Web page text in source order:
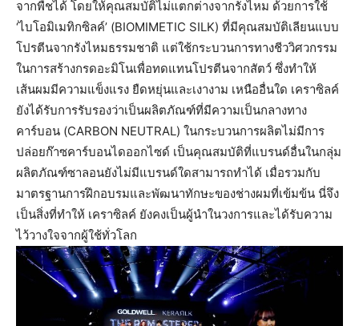
จากพืชได้ โดยให้คุณสมบัติไม่แตกต่างจากรังไหม ด้วยการใช้
‘ไบโอมิเมทิกซิลค์’ (BIOMIMETIC SILK) ที่มีคุณสมบัติเลียนแบบ
โปรตีนจากรังไหมธรรมชาติ แต่ใช้กระบวนการทางชีววิศวกรรม
ในการสร้างกรดอะมิโนเพื่อทดแทนโปรตีนจากสัตว์ ซึ่งทำให้
เส้นผมมีความแข็งแรง ยืดหยุ่นและเงางาม เหนืออื่นใด เคราซิลค์
ยังได้รับการรับรองว่าเป็นผลิตภัณฑ์ที่มีความเป็นกลางทาง
คาร์บอน (CARBON NEUTRAL) ในกระบวนการผลิตไม่มีการ
ปล่อยก๊าซคาร์บอนไดออกไซด์ เป็นคุณสมบัติที่แบรนด์อื่นในกลุ่ม
ผลิตภัณฑ์ซาลอนยังไม่มีแบรนด์ใดสามารถทำได้ เมื่อรวมกับ
มาตรฐานการฝึกอบรมและพัฒนาทักษะของช่างผมที่เข้มข้น นี่จึง
เป็นสิ่งที่ทำให้ เคราซิลค์ ยังคงเป็นผู้นำในวงการและได้รับความ
ไว้วางใจจากผู้ใช้ทั่วโลก